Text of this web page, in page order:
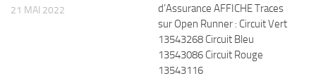
21 MAI 2022
d’Assurance AFFICHE Traces
sur Open Runner : Circuit Vert
13543268 Circuit Bleu
13543086 Circuit Rouge
13543116